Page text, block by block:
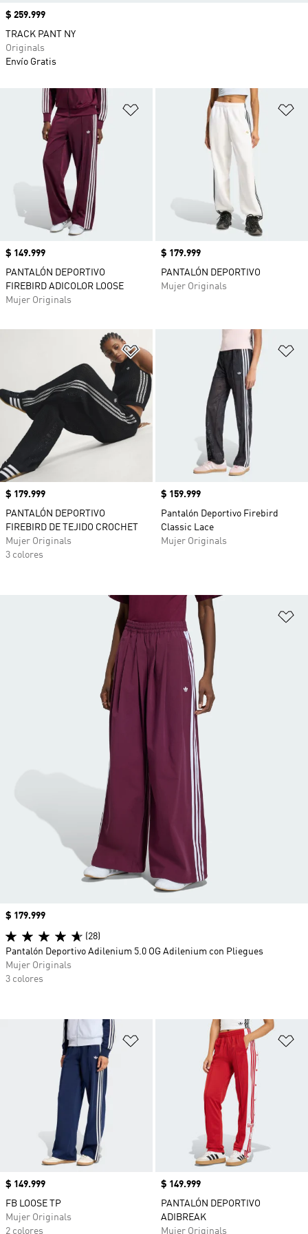
Añadir a la lista de deseos
Precio
$ 149.999
PANTALÓN DEPORTIVO
FIREBIRD ADICOLOR LOOSE
Mujer Originals
Precio
$ 179.999
PANTALÓN DEPORTIVO
Mujer Originals
Añadir a la lista de deseos
Precio
$ 179.999
PANTALÓN DEPORTIVO
FIREBIRD DE TEJIDO CROCHET
Mujer Originals
3 colores
Precio
$ 159.999
Pantalón Deportivo Firebird
Classic Lace
Mujer Originals
Añadir a la lista de deseos
Precio
$ 149.999
FB LOOSE TP
Mujer Originals
2 colores
Precio
$ 149.999
PANTALÓN DEPORTIVO
ADIBREAK
Mujer Originals
Precio
$ 259.999
TRACK PANT NY
Originals
Envío Gratis
Precio
$ 179.999
(28)
Pantalón Deportivo Adilenium 5.0 OG Adilenium con Pliegues
Mujer Originals
3 colores